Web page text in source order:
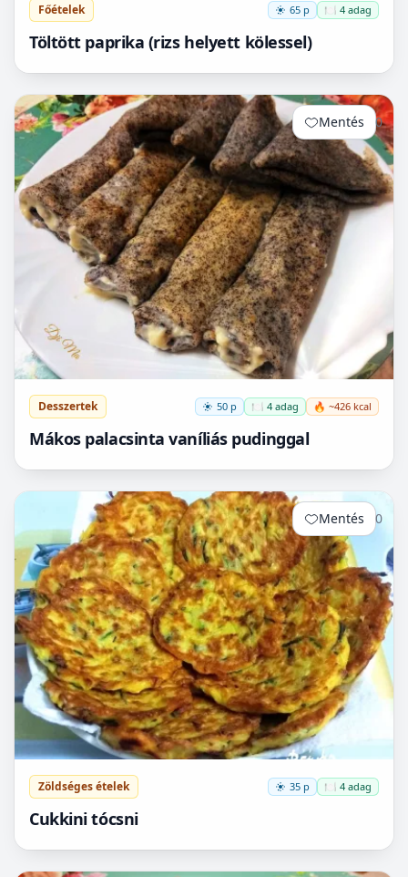
Főételek 65 p 🍽️ 4 adag
Töltött paprika (rizs helyett kölessel)
Mentés 0
Desszertek 50 p 🍽️ 4 adag 🔥 ~426 kcal
Mákos palacsinta vaníliás pudinggal
Mentés 0
Zöldséges ételek 35 p 🍽️ 4 adag
Cukkini tócsni